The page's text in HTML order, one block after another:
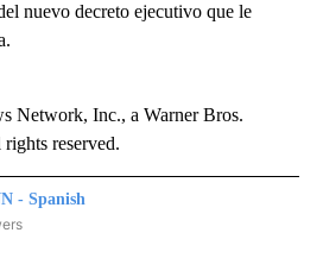
nuevo decreto ejecutivo que le
Inc., a Warner Bros.
reserved.
- Spanish
- SPANISH" TO RECEIVE NOTIFICATIONS ABOUT